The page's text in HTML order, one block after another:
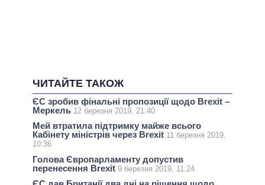
ЧИТАЙТЕ ТАКОЖ
ЄС зробив фінальні пропозиції щодо Brexit –
Меркель 12 березня 2019, 21:40
Мей втратила підтримку майже всього
Кабінету міністрів через Brexit 11 березня 2019,
10:36
Голова Європарламенту допустив
перенесення Brexit 9 березня 2019, 11:24